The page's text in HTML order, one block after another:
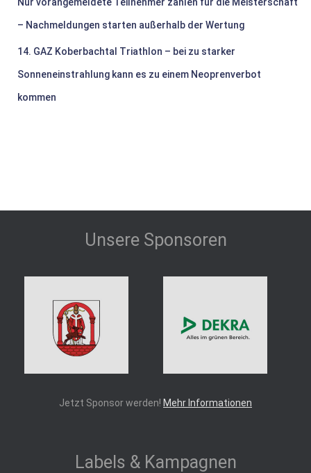
– Nachmeldungen starten außerhalb der Wertung
14. GAZ Koberbachtal Triathlon – bei zu starker
Sonneneinstrahlung kann es zu einem Neoprenverbot
kommen
Unsere Sponsoren
Jetzt Sponsor werden! Mehr Informationen
Labels & Kampagnen